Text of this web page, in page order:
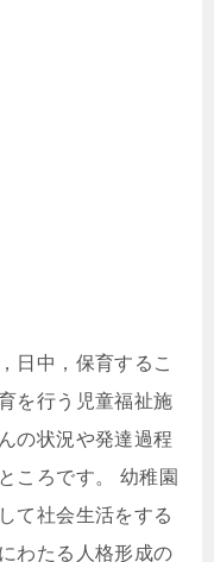
日中，保育するこ
を行う児童福祉施
の状況や発達過程
ころです。 幼稚園
て社会生活をする
わたる人格形成の